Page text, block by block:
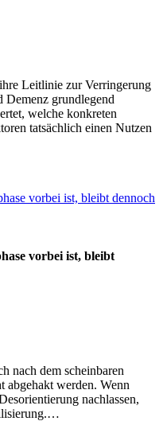
Leitlinie zur Verringerung
grundlegend
welche konkreten
tatsächlich einen Nutzen
vorbei ist, bleibt
nach dem scheinbaren
abgehakt werden. Wenn
nachlassen,